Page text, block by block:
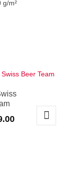
g/m²